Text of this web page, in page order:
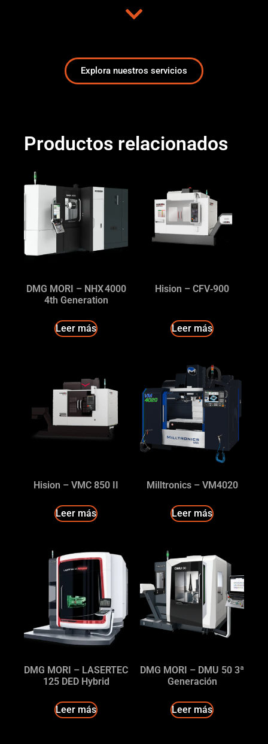
Explora nuestros servicios
Productos relacionados
DMG MORI – NHX 4000
4th Generation
Leer más
Hision – CFV‑900
Leer más
Hision – VMC 850 II
Leer más
Milltronics – VM4020
Leer más
DMG MORI – LASERTEC
125 DED Hybrid
Leer más
DMG MORI – DMU 50 3ª
Generación
Leer más